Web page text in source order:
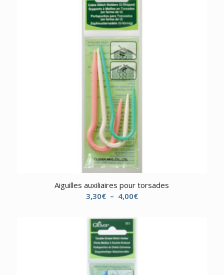
Aiguilles auxiliaires pour torsades
3,30€ – 4,00€Plage